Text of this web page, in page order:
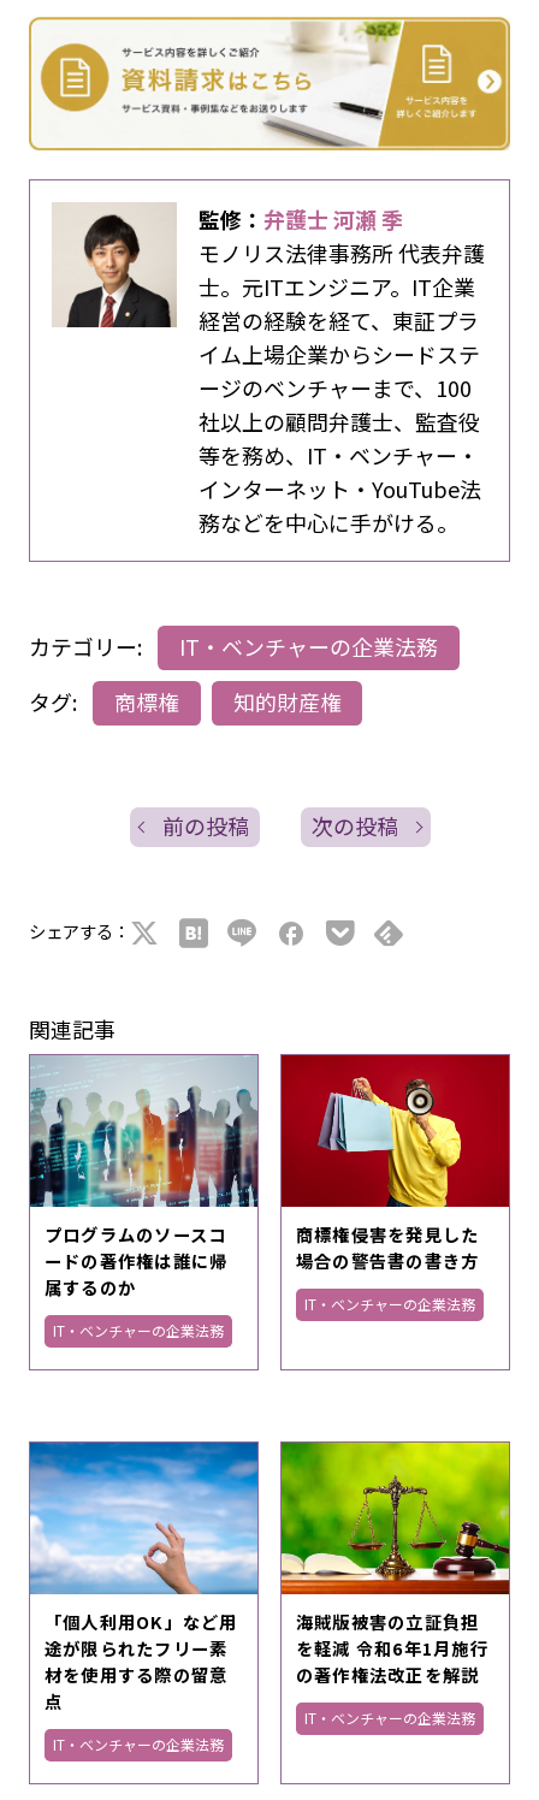
監修：弁護士 河瀬 季
モノリス法律事務所 代表弁護
士。元ITエンジニア。IT企業
経営の経験を経て、東証プラ
イム上場企業からシードステ
ージのベンチャーまで、100
社以上の顧問弁護士、監査役
等を務め、IT・ベンチャー・
インターネット・YouTube法
務などを中心に手がける。
カテゴリー:
IT・ベンチャーの企業法務
タグ:
商標権 知的財産権
前の投稿 次の投稿
シェアする：
関連記事
プログラムのソースコ
ードの著作権は誰に帰
属するのか
IT・ベンチャーの企業法務
商標権侵害を発見した
場合の警告書の書き方
IT・ベンチャーの企業法務
「個人利用OK」など用
途が限られたフリー素
材を使用する際の留意
点
IT・ベンチャーの企業法務
海賊版被害の立証負担
を軽減 令和6年1月施行
の著作権法改正を解説
IT・ベンチャーの企業法務